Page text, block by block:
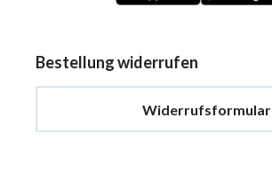
Bestellung widerrufen
Widerrufsformular